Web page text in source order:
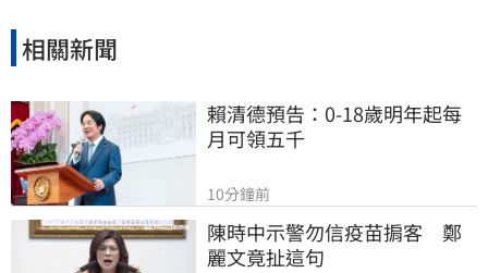
相關新聞
賴清德預告：0-18歲明年起每
月可領五千
10分鐘前
陳時中示警勿信疫苗掮客　鄭
麗文竟扯這句